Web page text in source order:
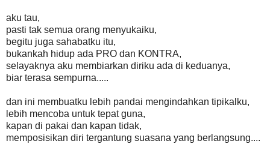
aku tau,
pasti tak semua orang menyukaiku,
begitu juga sahabatku itu,
bukankah hidup ada PRO dan KONTRA,
selayaknya aku membiarkan diriku ada di keduanya,
biar terasa sempurna.....
dan ini membuatku lebih pandai mengindahkan tipikalku,
lebih mencoba untuk tepat guna,
kapan di pakai dan kapan tidak,
memposisikan diri tergantung suasana yang berlangsung....